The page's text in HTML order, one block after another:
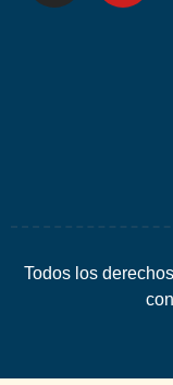
Todos los